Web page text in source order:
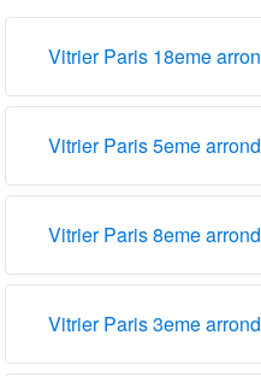
Vitrier Paris 18eme
Vitrier Paris 5eme
Vitrier Paris 8eme
Vitrier Paris 3eme